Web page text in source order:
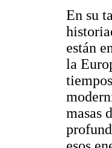
En su
están
la
masas